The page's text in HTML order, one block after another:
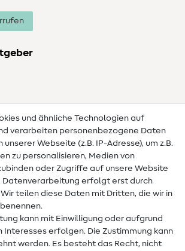
und ähnliche Technologien auf
verarbeiten personenbezogene Daten
unserer Webseite (z.B. IP-Adresse), um z.B.
zu personalisieren, Medien von
oder Zugriffe auf unsere Website
Datenverarbeitung erfolgt erst durch
teilen diese Daten mit Dritten, die wir in
kann mit Einwilligung oder aufgrund
erfolgen. Die Zustimmung kann
werden. Es besteht das Recht, nicht